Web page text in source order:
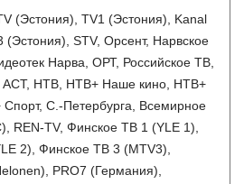
(Эстония), TV1 (Эстония), Kanal
(Эстония), STV, Орсент, Нарвское
Нарва, ОРТ, Российское ТВ,
АСТ, НТВ, НТВ+ Наше кино, НТВ+
С.-Петербурга, Всемирное
REN-TV, Финское ТВ 1 (YLE 1),
2), Финское ТВ 3 (MTV3),
PRO7 (Германия),